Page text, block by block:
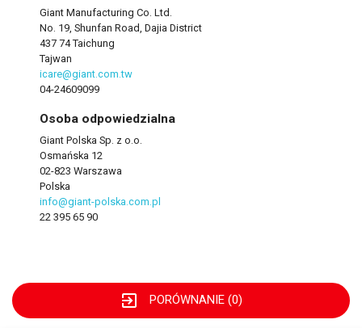
Giant Manufacturing Co. Ltd.
No. 19, Shunfan Road, Dajia District
437 74 Taichung
Tajwan
icare@giant.com.tw
04-24609099
Osoba odpowiedzialna
Giant Polska Sp. z o.o.
Osmańska 12
02-823 Warszawa
Polska
info@giant-polska.com.pl
22 395 65 90
exit_to_app PORÓWNANIE (0)